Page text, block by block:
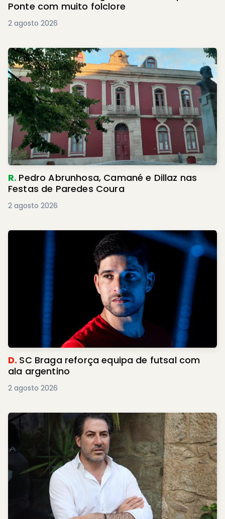
Ponte com muito folclore
2 agosto 2026
R. Pedro Abrunhosa, Camané e Dillaz nas
Festas de Paredes Coura
2 agosto 2026
D. SC Braga reforça equipa de futsal com
ala argentino
2 agosto 2026